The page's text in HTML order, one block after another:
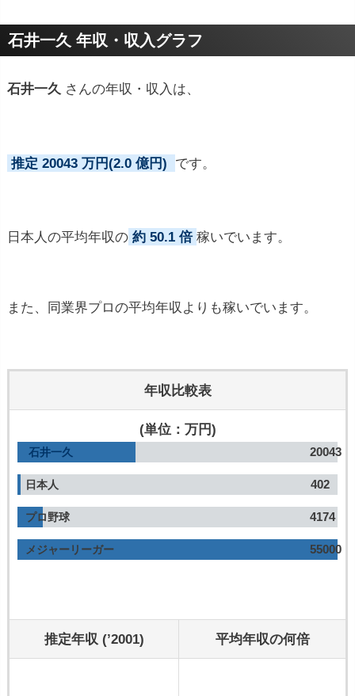
プロフィールトピック
石井一久 年収・収入グラフ
石井一久 さんの年収・収入は、
推定 20043 万円(2.0 億円) です。
日本人の平均年収の 約 50.1 倍 稼いでいます。
また、同業界プロの平均年収よりも稼いでいます。
年収比較表
(単位：万円)
石井一久 20043
日本人 402
プロ野球 4174
メジャーリーガー 55000
推定年収 (’2001) 平均年収の何倍